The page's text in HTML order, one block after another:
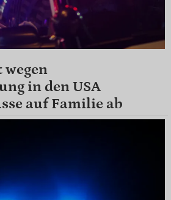
wegen
in den USA
auf Familie ab